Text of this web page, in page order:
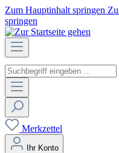
Zum Hauptinhalt springen
springen
Merkzettel
Ihr Konto